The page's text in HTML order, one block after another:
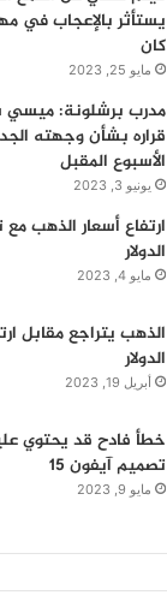
يستأثر بالإعجاب في
كان
مايو 25, 2023
مدرب برشلونة: ميسي
قراره بشأن وجهته
الأسبوع المقبل
يونيو 3, 2023
ارتفاع أسعار الذهب مع
الدولار
مايو 4, 2023
الذهب يتراجع مقابل
الدولار
أبريل 19, 2023
خطأ فادح قد يحتوي
تصميم آيفون 15
مايو 9, 2023